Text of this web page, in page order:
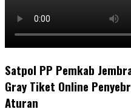
Satpol PP Pemkab
Gray Tiket Online
Aturan